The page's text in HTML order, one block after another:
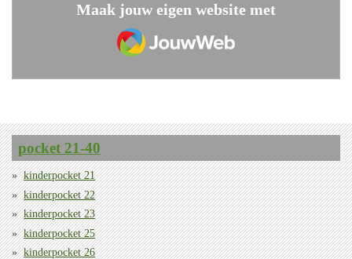
Maak jouw eigen website met
JouwWeb
pocket 21-40
kinderpocket 21
kinderpocket 22
kinderpocket 23
kinderpocket 25
kinderpocket 26